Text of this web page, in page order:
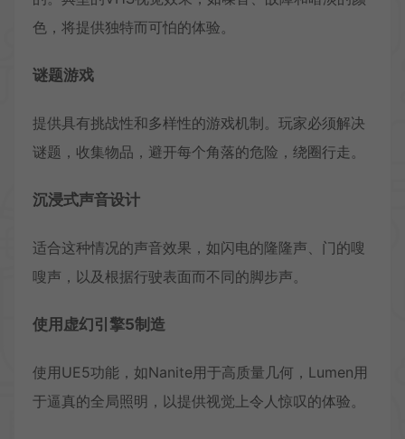
色，将提供独特而可怕的体验。
谜题游戏
提供具有挑战性和多样性的游戏机制。玩家必须解决
谜题，收集物品，避开每个角落的危险，绕圈行走。
沉浸式声音设计
适合这种情况的声音效果，如闪电的隆隆声、门的嗖
嗖声，以及根据行驶表面而不同的脚步声。
使用虚幻引擎5制造
使用UE5功能，如Nanite用于高质量几何，Lumen用
于逼真的全局照明，以提供视觉上令人惊叹的体验。